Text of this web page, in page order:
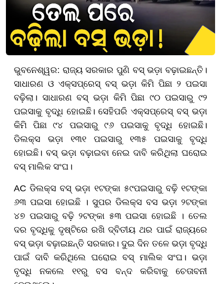
ଭୁବନେଶ୍ୱର: ରାଜ୍ୟ ସରକାର ପୁଣି ବସ୍ ଭଡ଼ା ବଢ଼ାଇଛନ୍ତି।
ସାଧାରଣ ଓ ଏକ୍ସପ୍ରେସ୍ ବସ୍ ଭଡ଼ା କିମି ପିଛା ୨ ପଇସା
ବଢ଼ିଲା। ସାଧାରଣ ବସ୍ ଭଡ଼ା କିମି ପିଛା ୯୦ ପଇସାରୁ ୯୨
ପଇସାକୁ ବୃଦ୍ଧି ହୋଇଛି। ସେହିପରି ଏକ୍ସପ୍ରେସ୍ ବସ୍ ଭଡ଼ା
କିମି ପିଛା ୯୪ ପଇସାରୁ ୯୬ ପଇସାକୁ ବୃଦ୍ଧି ହୋଇଛି।
ଡିଲକ୍ସ ଭଡ଼ା ୧୩୧ ପଇସାରୁ ୧୩୫ ପଇସାକୁ ବୃଦ୍ଧି
ହୋଇଛି। ବସ୍ ଭଡ଼ା ବଢ଼ାଇବା ନେଇ ଦାବି କରିଥିଲା ଘରୋଇ
ବସ୍ ମାଲିକ ସଂଘ।
AC ଡିଲକ୍ସ ବସ୍ ଭଡ଼ା ୧ଟଙ୍କା ୫୯ପଇସାରୁ ବଢ଼ି ୧ଟଙ୍କା
୬୩ ପଇସା ହୋଇଛି । ସୁପର ଡିଲକ୍ସ ବସ ଭଡ଼ା ୨ଟଙ୍କା
୪୭ ପଇସାରୁ ବଢ଼ି ୨ଟଙ୍କା ୫୩ ପଇସା ହୋଇଛି । ତେଲ
ଦର ବୃଦ୍ଧିକୁ ଦୃଷ୍ଟିରେ ରଖି ଦ୍ବିତୀୟ ଥର ପାଇଁ ରାଜ୍ୟରେ
ବସ୍ ଭଡ଼ା ବଢ଼ାଇଛନ୍ତି ସରକାର। ଦୁଇ ଦିନ ତଳେ ଭଡ଼ା ବୃଦ୍ଧି
ପାଇଁ ଦାବି କରିଥିଲେ ଘରୋଇ ବସ୍ ମାଲିକ ସଂଘ। ଭଡ଼ା
ବୃଦ୍ଧି ନକଲେ ୧୧ରୁ ବସ ବନ୍ଦ କରିବାକୁ ଚେତାବନୀ